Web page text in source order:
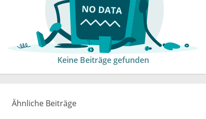
Keine Beiträge gefunden
Ähnliche Beiträge